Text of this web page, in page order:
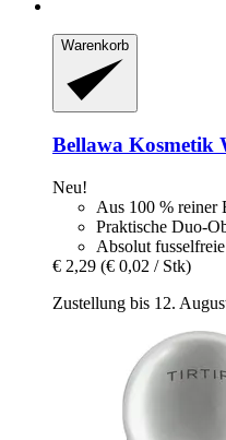
Warenkorb
Bellawa Kosmetik
Neu!
Aus 100 % reiner
Praktische Duo-
Absolut
€ 2,29 (€ 0,02 / Stk)
Zustellung bis 12.